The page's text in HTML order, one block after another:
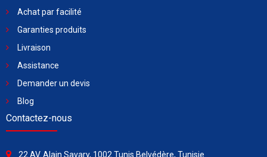
Achat par facilité
Garanties produits
Livraison
Assistance
Demander un devis
Blog
Contactez-nous
22 AV. Alain Savary, 1002 Tunis Belvédère, Tunisie